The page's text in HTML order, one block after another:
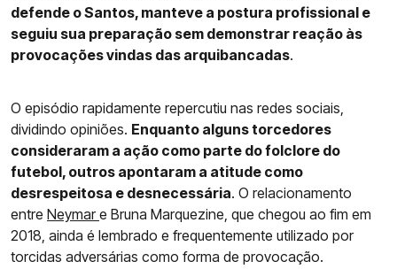
defende o Santos, manteve a postura profissional e
seguiu sua preparação sem demonstrar reação às
provocações vindas das arquibancadas.
O episódio rapidamente repercutiu nas redes sociais,
dividindo opiniões. Enquanto alguns torcedores
consideraram a ação como parte do folclore do
futebol, outros apontaram a atitude como
desrespeitosa e desnecessária. O relacionamento
entre Neymare Bruna Marquezine, que chegou ao fim em
2018, ainda é lembrado e frequentemente utilizado por
torcidas adversárias como forma de provocação.